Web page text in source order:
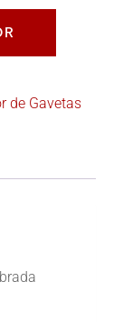
de Gavetas